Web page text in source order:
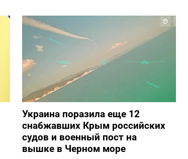
Украина поразила еще 12
снабжавших Крым российских
судов и военный пост на
вышке в Черном море